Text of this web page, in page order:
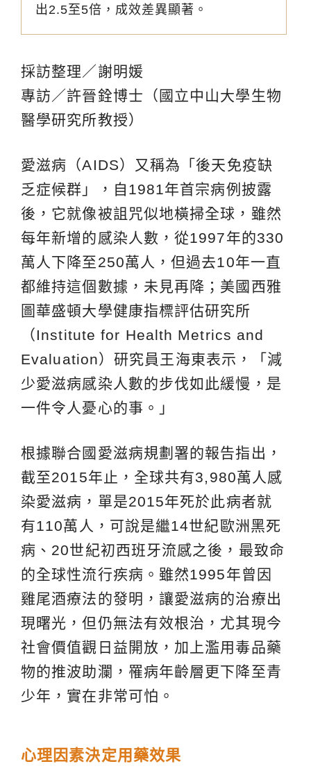
出2.5至5倍，成效差異顯著。
採訪整理／謝明媛
專訪／許晉銓博士（國立中山大學生物
醫學研究所教授）
愛滋病（AIDS）又稱為「後天免疫缺
乏症候群」，自1981年首宗病例披露
後，它就像被詛咒似地橫掃全球，雖然
每年新增的感染人數，從1997年的330
萬人下降至250萬人，但過去10年一直
都維持這個數據，未見再降；美國西雅
圖華盛頓大學健康指標評估研究所
（Institute for Health Metrics and
Evaluation）研究員王海東表示，「減
少愛滋病感染人數的步伐如此緩慢，是
一件令人憂心的事。」
根據聯合國愛滋病規劃署的報告指出，
截至2015年止，全球共有3,980萬人感
染愛滋病，單是2015年死於此病者就
有110萬人，可說是繼14世紀歐洲黑死
病、20世紀初西班牙流感之後，最致命
的全球性流行疾病。雖然1995年曾因
雞尾酒療法的發明，讓愛滋病的治療出
現曙光，但仍無法有效根治，尤其現今
社會價值觀日益開放，加上濫用毒品藥
物的推波助瀾，罹病年齡層更下降至青
少年，實在非常可怕。
心理因素決定用藥效果